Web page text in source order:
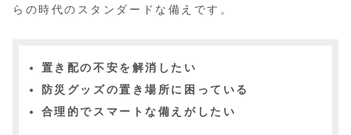
らの時代のスタンダードな備えです。
置き配の不安を解消したい
防災グッズの置き場所に困っている
合理的でスマートな備えがしたい